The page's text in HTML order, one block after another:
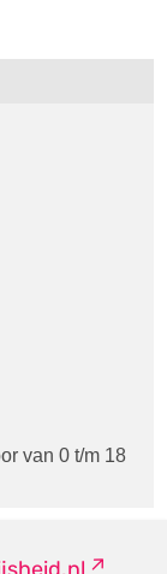
van 0 t/m 18